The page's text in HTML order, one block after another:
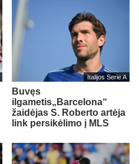
Italijos Serie A
Buvęs
ilgametis„Barcelona“
žaidėjas S. Roberto artėja
link persikėlimo į MLS